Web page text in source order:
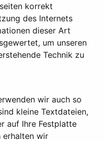
korrekt
des Internets
dieser Art
um unseren
Technik zu
wir auch so
kleine Textdateien,
auf Ihre Festplatte
erhalten wir